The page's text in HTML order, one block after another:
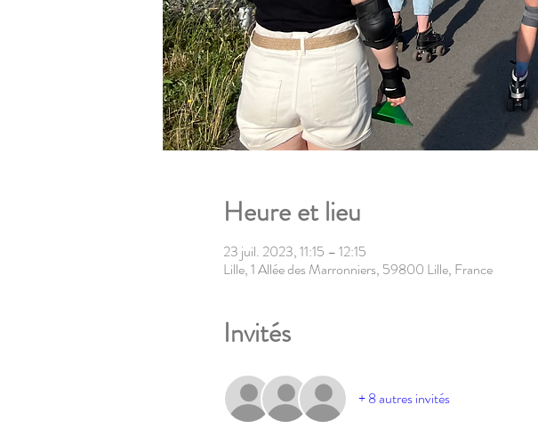
Heure et lieu
23 juil. 2023, 11:15 – 12:15
Lille, 1 Allée des Marronniers, 59800 Lille, France
Invités
+ 8 autres invités